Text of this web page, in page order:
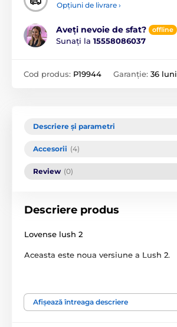
Opțiuni de livrare ›
Aveți nevoie de sfat? offline
Sunați la 15558086037
Cod produs: P19944 Garanție: 36 luni
Descriere și parametri
Accesorii (4)
Review (0)
Descriere produs
Lovense lush 2
Aceasta este noua versiune a Lush 2.
puternice.
Afișează întreaga descriere